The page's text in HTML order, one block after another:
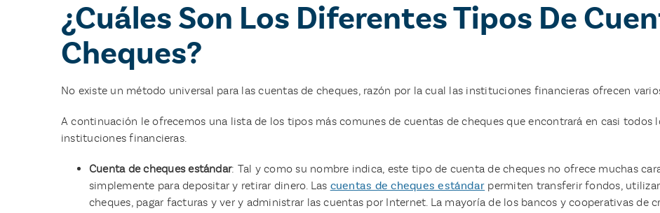
¿Cuáles Son Los Diferentes Tipos De
Cheques?
No existe un método universal para las cuentas de cheques, razón por la cual las instituciones financieras ofrecen
A continuación le ofrecemos una lista de los tipos más comunes de cuentas de cheques que encontrará en casi todos
instituciones financieras.
Cuenta de cheques estándar: Tal y como su nombre indica, este tipo de cuenta de cheques no ofrece muchas
simplemente para depositar y retirar dinero. Las cuentas de cheques estándar permiten transferir fondos,
cheques, pagar facturas y ver y administrar las cuentas por Internet. La mayoría de los bancos y cooperativas de